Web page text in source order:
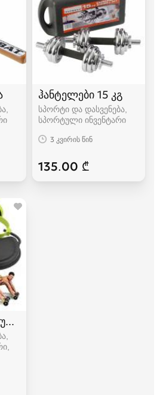
ჰანტელები 15 კგ
სპორტი და დასვენება,
სპორტული ინვენტარი
3 კვირის წინ
135.00 ₾
ტრენაჟორი